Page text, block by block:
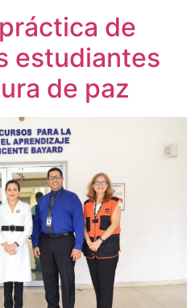
de
estudiantes
de paz